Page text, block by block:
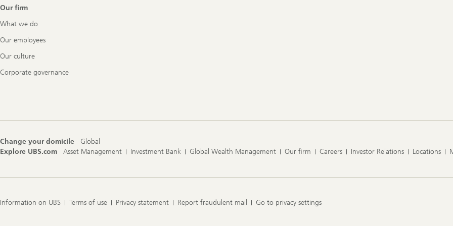
Our firm
What we do
Our employees
Our culture
Corporate governance
Change your domicile
Global
Explore UBS.com
Asset Management Investment Bank Global Wealth Management Our firm Careers Investor Relations Locations
Information on UBS Terms of use Privacy statement Report fraudulent mail Go to privacy settings